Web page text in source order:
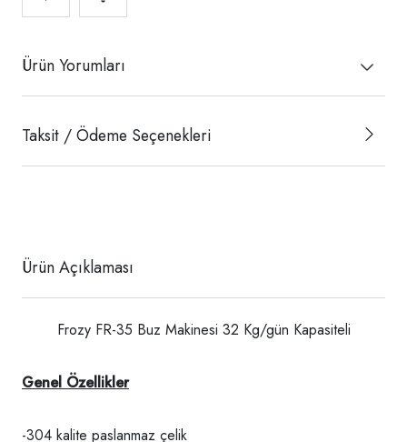
Ürün Yorumları
Taksit / Ödeme Seçenekleri
Ürün Açıklaması
Frozy FR-35 Buz Makinesi 32 Kg/gün Kapasiteli
Genel Özellikler
-304 kalite paslanmaz çelik